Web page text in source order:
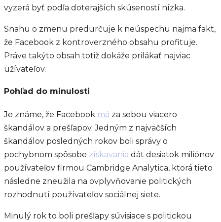
vyzerá byť podľa doterajších skúseností nízka.
Snahu o zmenu predurčuje k neúspechu najmä fakt,
že Facebook z kontroverzného obsahu profituje.
Práve takýto obsah totiž dokáže prilákať najviac
užívateľov.
Pohľad do minulosti
Je známe, že Facebook má za sebou viacero
škandálov a prešľapov. Jedným z najväčších
škandálov posledných rokov boli správy o
pochybnom spôsobe získavania dát desiatok miliónov
používateľov firmou Cambridge Analytica, ktorá tieto
následne zneužila na ovplyvňovanie politických
rozhodnutí používateľov sociálnej siete.
Minulý rok to boli prešľapy súvisiace s politickou